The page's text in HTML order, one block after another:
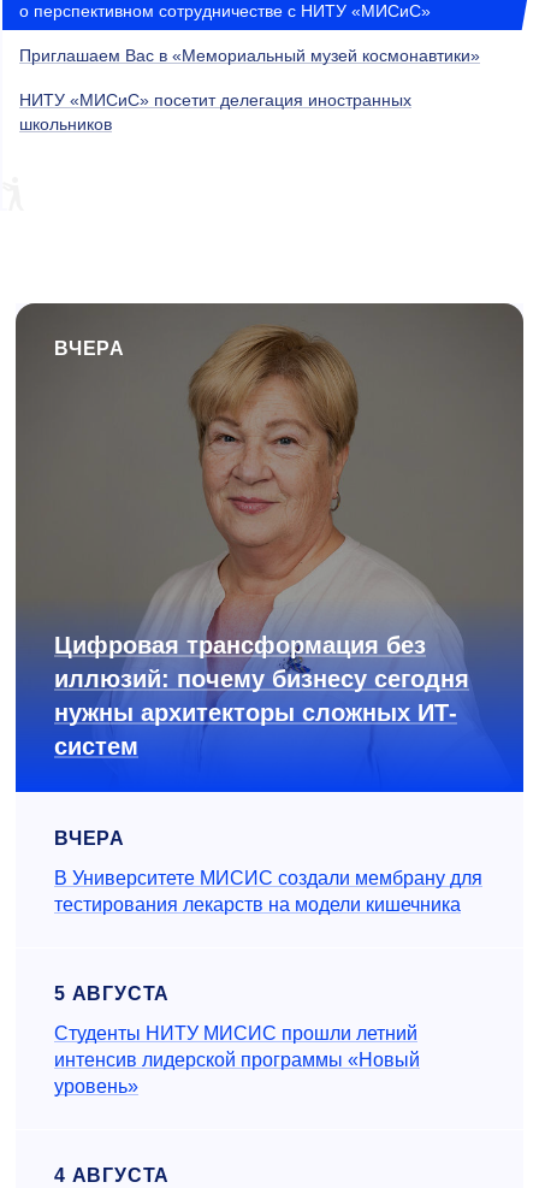
о перспективном сотрудничестве с НИТУ «МИСиС»
Приглашаем Вас в «Мемориальный музей космонавтики»
НИТУ «МИСиС» посетит делегация иностранных
школьников
ВЧЕРА
Цифровая трансформация без
иллюзий: почему бизнесу сегодня
нужны архитекторы сложных ИТ-
систем
ВЧЕРА
В Университете МИСИС создали мембрану для
тестирования лекарств на модели кишечника
5 АВГУСТА
Студенты НИТУ МИСИС прошли летний
интенсив лидерской программы «Новый
уровень»
4 АВГУСТА